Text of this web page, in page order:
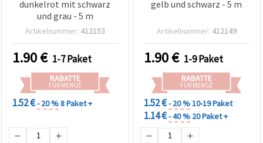
dunkelrot mit schwarz
und grau - 5 m
Artikelnummer: 412153
1.90€ 1-7 Paket
RABATTE
FÜR MENGE
1.52 €- 20 %8 Paket +
gelb und schwarz - 5 m
Artikelnummer: 412149
1.90€ 1-9 Paket
RABATTE
FÜR MENGE
1.52 €- 20 %10-19 Paket
1.14 €- 40 % 20 Paket +